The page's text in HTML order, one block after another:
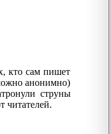
кто сам пишет
анонимно)
струны
читателей.